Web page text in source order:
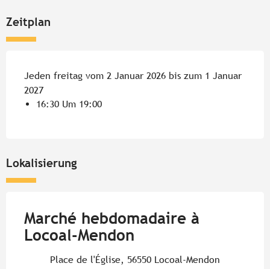
Zeitplan
Jeden freitag vom 2 Januar 2026 bis zum 1 Januar
2027
16:30 Um 19:00
Lokalisierung
Marché hebdomadaire à
Locoal-Mendon
Place de l'Église, 56550 Locoal-Mendon